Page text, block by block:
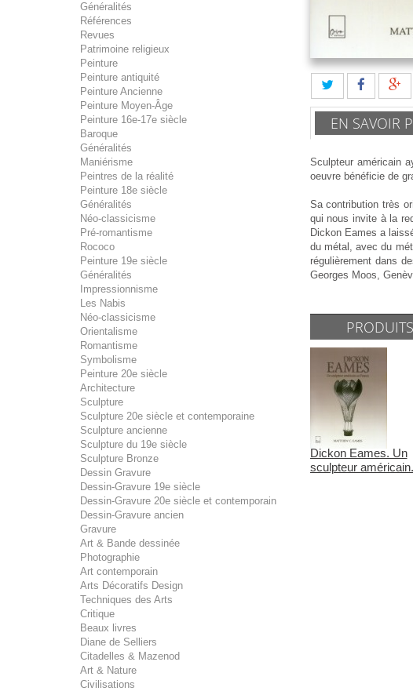
Généralités
Références
Revues
Patrimoine religieux
Peinture
Peinture antiquité
Peinture Ancienne
Peinture Moyen-Âge
Peinture 16e-17e siècle
Baroque
Généralités
Maniérisme
Peintres de la réalité
Peinture 18e siècle
Généralités
Néo-classicisme
Pré-romantisme
Rococo
Peinture 19e siècle
Généralités
Impressionnisme
Les Nabis
Néo-classicisme
Orientalisme
Romantisme
Symbolisme
Peinture 20e siècle
Architecture
Sculpture
Sculpture 20e siècle et contemporaine
Sculpture ancienne
Sculpture du 19e siècle
Sculpture Bronze
Dessin Gravure
Dessin-Gravure 19e siècle
Dessin-Gravure 20e siècle et contemporain
Dessin-Gravure ancien
Gravure
Art & Bande dessinée
Photographie
Art contemporain
Arts Décoratifs Design
Techniques des Arts
Critique
Beaux livres
Diane de Selliers
Citadelles & Mazenod
Art & Nature
Civilisations
EN SAVOIR
Sculpteur américain
oeuvre bénéficie de
Sa contribution très
qui nous invite à la
Dickon Eames a
du métal, avec du
régulièrement dans
Georges Moos,
Dickon Eames. Un
sculpteur